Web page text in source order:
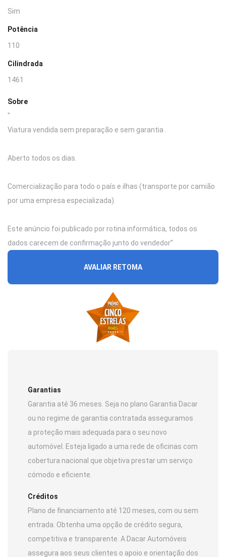
Sim
Potência
110
Cilindrada
1461
Sobre
"
Viatura vendida sem preparação e sem garantia .
Aberto todos os dias.
Comercialização para todo o país e ilhas (transporte por camião
por uma empresa especializada).
Este anúncio foi publicado por rotina informática, todos os
dados carecem de confirmação junto do vendedor”
AVALIAR RETOMA
Garantias
Garantia até 36 meses. Seja no plano Garantia Dacar
ou no regime de garantia contratada asseguramos
a proteção mais adequada para o seu novo
automóvel. Esteja ligado a uma rede de oficinas com
cobertura nacional que objetiva prestar um serviço
cómodo e eficiente.
Créditos
Plano de financiamento até 120 meses, com ou sem
entrada. Obtenha uma opção de crédito segura,
competitiva e transparente. A Dacar Automóveis
assegura aos seus clientes o apoio e orientação dos